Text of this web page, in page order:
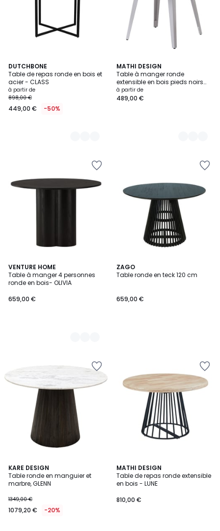
DUTCHBONE
Table de repas ronde en bois et
acier - CLASS
à partir de
898,00 €
449,00 € -50%
3
Couleurs
MATHI DESIGN
Table à manger ronde
extensible en bois pieds noirs
D100 - MATIKA
à partir de
489,00 €
4
Couleurs
VENTURE HOME
Table à manger 4 personnes
ronde en bois- OLIVIA
659,00 €
4
Couleurs
ZAGO
Table ronde en teck 120 cm
659,00 €
KARE DESIGN
Table ronde en manguier et
marbre, GLENN
1349,00 €
1079,20 € -20%
MATHI DESIGN
Table de repas ronde extensible
en bois - LUNE
810,00 €
2
Couleurs